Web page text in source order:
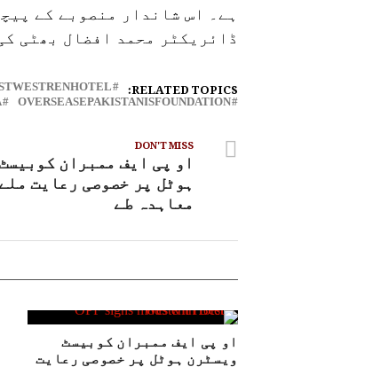
ہے۔ اس شاندار منصوبے کے
ڈائریکٹر محمد افضال بھٹی
RELATED TOPICS:
OVERSEASEPAKISTANISFOUNDATION
DON'T MISS
او پی ایف ممبران
ہوٹل پر خصوصی رعایت
معاہدہ طے
او پی ایف ممبران کوبیسٹ
ویسٹرن ہوٹل پر خصوصی رعایت